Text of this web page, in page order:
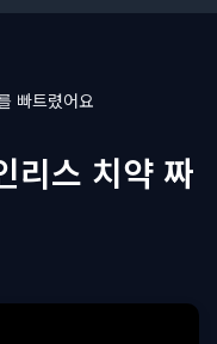
빠트렸어요
리스 치약 짜